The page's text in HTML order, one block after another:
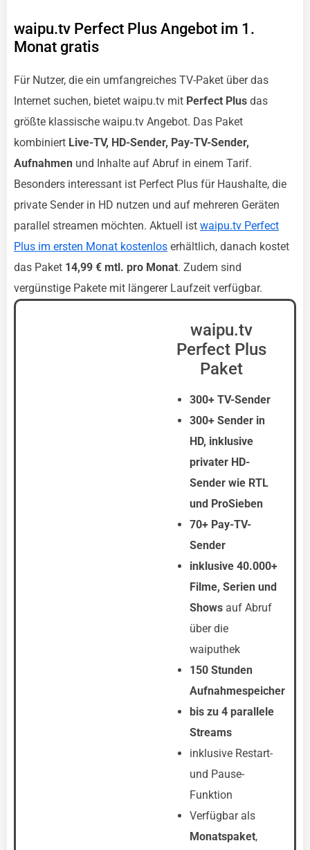
waipu.tv Perfect Plus Angebot im 1.
Monat gratis
Für Nutzer, die ein umfangreiches TV-Paket über das
Internet suchen, bietet waipu.tv mit Perfect Plus das
größte klassische waipu.tv Angebot. Das Paket
kombiniert Live-TV, HD-Sender, Pay-TV-Sender,
Aufnahmen und Inhalte auf Abruf in einem Tarif.
Besonders interessant ist Perfect Plus für Haushalte, die
private Sender in HD nutzen und auf mehreren Geräten
parallel streamen möchten. Aktuell ist waipu.tv Perfect
Plus im ersten Monat kostenlos erhältlich, danach kostet
das Paket 14,99 € mtl. pro Monat. Zudem sind
vergünstige Pakete mit längerer Laufzeit verfügbar.
waipu.tv
Perfect Plus
Paket
300+ TV-Sender
300+ Sender in
HD, inklusive
privater HD-
Sender wie RTL
und ProSieben
70+ Pay-TV-
Sender
inklusive 40.000+
Filme, Serien und
Shows auf Abruf
über die
waiputhek
150 Stunden
Aufnahmespeicher
bis zu 4 parallele
Streams
inklusive Restart-
und Pause-
Funktion
Verfügbar als
Monatspaket,